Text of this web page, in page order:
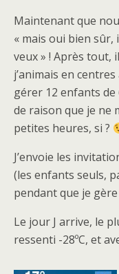
Maintenant que
« mais oui bien
veux » ! Après tout,
j’animais en
gérer 12 enfants de
de raison que je ne
petites heures, si ?
J’envoie les
(les enfants seuls,
pendant que je
Le jour J arrive, le
ressenti -28ºC, et